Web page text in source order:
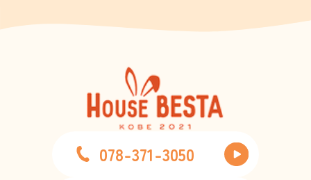
078-371-3050